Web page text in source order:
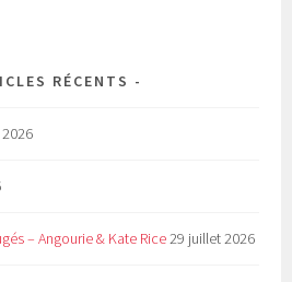
RÉCENTS
– Angourie & Kate Rice29 juillet 2026